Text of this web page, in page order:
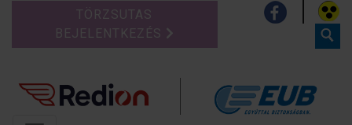
TÖRZSUTAS
BEJELENTKEZÉS